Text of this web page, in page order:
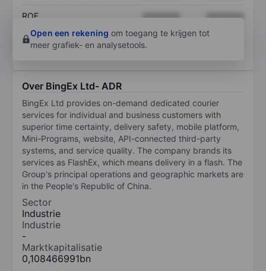
ROE XXXXXXX
XXXXXXX
Open een rekening om toegang te krijgen tot
meer grafiek- en analysetools.
Over BingEx Ltd- ADR
BingEx Ltd provides on-demand dedicated courier
services for individual and business customers with
superior time certainty, delivery safety, mobile platform,
Mini-Programs, website, API-connected third-party
systems, and service quality. The company brands its
services as FlashEx, which means delivery in a flash. The
Group's principal operations and geographic markets are
in the People's Republic of China.
Sector
Industrie
Industrie
-
Marktkapitalisatie
0,108466991bn